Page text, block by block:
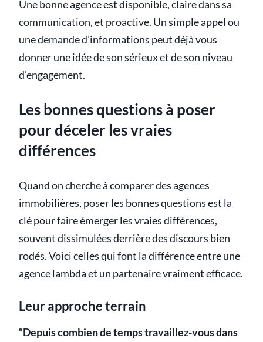
Une bonne agence est disponible, claire dans sa
communication, et proactive. Un simple appel ou
une demande d’informations peut déjà vous
donner une idée de son sérieux et de son niveau
d’engagement.
Les bonnes questions à poser
pour déceler les vraies
différences
Quand on cherche à comparer des agences
immobilières, poser les bonnes questions est la
clé pour faire émerger les vraies différences,
souvent dissimulées derrière des discours bien
rodés. Voici celles qui font la différence entre une
agence lambda et un partenaire vraiment efficace.
Leur approche terrain
“Depuis combien de temps travaillez-vous dans